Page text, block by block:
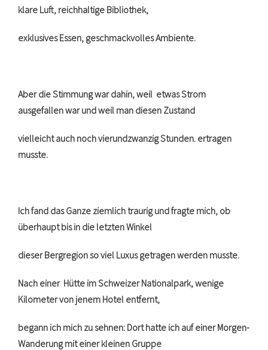
klare Luft, reichhaltige Bibliothek,
exklusives Essen, geschmackvolles Ambiente.
Aber die Stimmung war dahin, weil etwas Strom
ausgefallen war und weil man diesen Zustand
vielleicht auch noch vierundzwanzig Stunden. ertragen
musste.
Ich fand das Ganze ziemlich traurig und fragte mich, ob
überhaupt bis in die letzten Winkel
dieser Bergregion so viel Luxus getragen werden musste.
Nach einer Hütte im Schweizer Nationalpark, wenige
Kilometer von jenem Hotel entfernt,
begann ich mich zu sehnen: Dort hatte ich auf einer Morgen-
Wanderung mit einer kleinen Gruppe